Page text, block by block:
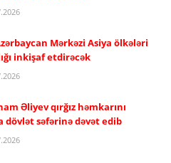
Mərkəzi Asiya ölkələri
inkişaf etdirəcək
Əliyev qırğız həmkarını
dövlət səfərinə dəvət edib